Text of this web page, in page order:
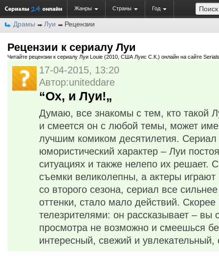
Драмы Луи Рецензии
Жанры Страны Год
Рецензии к сериалу Луи
Читайте рецензии к сериалу Луи Louie (2010, США Луис С.К.) онлайн на сайте
17-04-2015, 13:20
Автор:uniteddare
“Ох, и Луи!„
Думаю, все знакомы с тем, кто такой
и смеется он с любой темы, может
лучшим комиком десятилетия.
юмористический характер – Луи
ситуациях и также нелепо их решает.
съемки великолепны, а актеры
со второго сезона, сериал все
оттенки, стало мало действий.
телезрителями: он рассказывает – вы
просмотра не возможно и смеешься
интересный, свежий и увлекательный,